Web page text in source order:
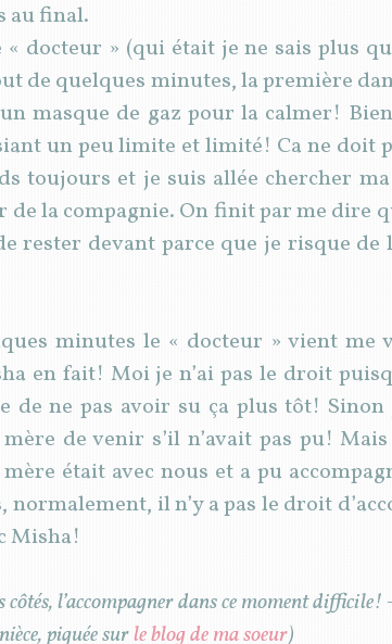
au final.
docteur » (qui était je ne sais plus
de quelques minutes, la première
masque de gaz pour la calmer!
un peu limite et limité! Ca ne doit
toujours et je suis allée chercher
la compagnie. On finit par me dire
rester devant parce que je risque de
minutes le « docteur » vient me
en fait! Moi je n’ai pas le droit
ne pas avoir su ça plus tôt! Sinon
de venir s’il n’avait pas pu!
était avec nous et a pu
il n’y a pas le droit
Misha!
l’accompagner dans ce moment difficile!
piquée surle blog de ma soeur)